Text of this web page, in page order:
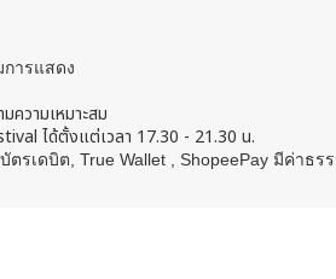
การแสดง
ความเหมาะสม
ได้ตั้งแต่เวลา 17.30 - 21.30 น.
รเดบิต, True Wallet , ShopeePay มีค่าธร